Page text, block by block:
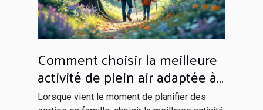
Comment choisir la meilleure
activité de plein air adaptée à
votre famille ?
Lorsque vient le moment de planifier des